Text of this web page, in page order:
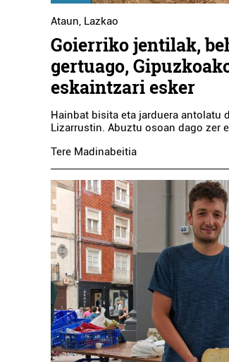
Ataun, Lazkao
Goierriko jentilak,
gertuago,
eskaintzari esker
Hainbat bisita eta jarduera antolatu
Lizarrustin. Abuztu osoan dago zer
Tere Madinabeitia